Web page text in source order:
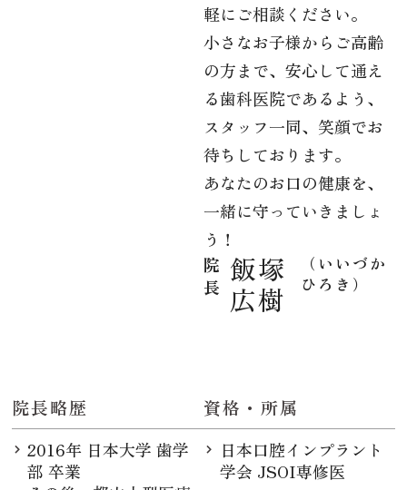
軽にご相談ください。
小さなお子様からご高齢
の方まで、安心して通え
る歯科医院であるよう、
スタッフ一同、笑顔でお
待ちしております。
あなたのお口の健康を、
一緒に守っていきましょ
う！
院
長 飯塚
広樹
（いいづか
ひろき）
院長略歴
2016年 日本大学 歯学
部 卒業
資格・所属
日本口腔インプラント
学会 JSOI専修医